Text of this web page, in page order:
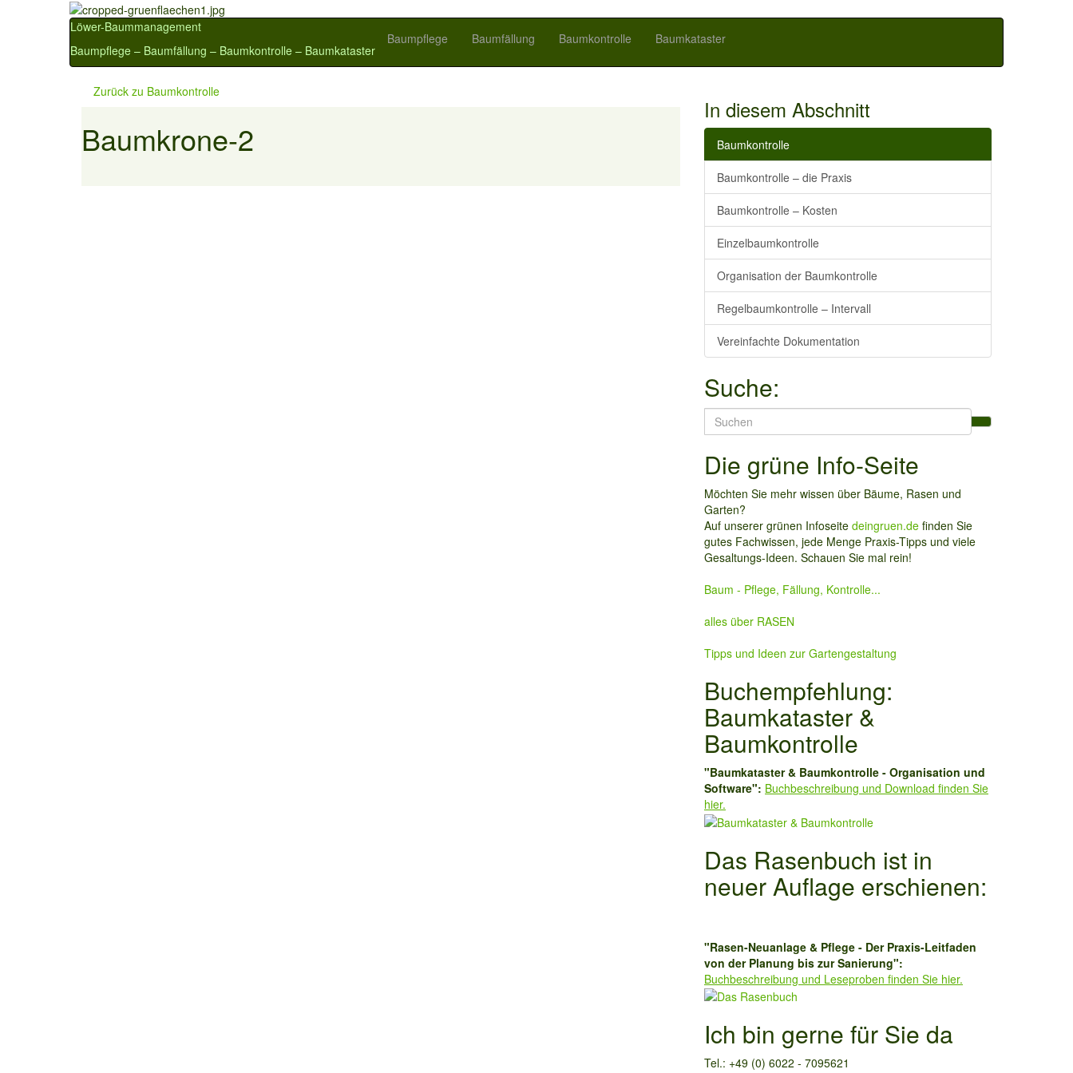
Löwer-Baummanagement
Baumpflege – Baumfällung – Baumkontrolle – Baumkataster
Baumpflege Baumfällung Baumkontrolle Baumkataster
Zurück zu Baumkontrolle
Baumkrone-2
In diesem Abschnitt
Baumkontrolle
Baumkontrolle – die Praxis
Baumkontrolle – Kosten
Einzelbaumkontrolle
Organisation der Baumkontrolle
Regelbaumkontrolle – Intervall
Vereinfachte Dokumentation
Suche:
Search
for:
Die grüne Info-Seite
Möchten Sie mehr wissen über Bäume, Rasen und
Garten?
Auf unserer grünen Infoseite deingruen.de finden Sie
gutes Fachwissen, jede Menge Praxis-Tipps und viele
Gesaltungs-Ideen. Schauen Sie mal rein!
Baum - Pflege, Fällung, Kontrolle...
alles über RASEN
Tipps und Ideen zur Gartengestaltung
Buchempfehlung:
Baumkataster &
Baumkontrolle
"Baumkataster & Baumkontrolle - Organisation und
Software": Buchbeschreibung und Download finden Sie
hier.
Das Rasenbuch ist in
neuer Auflage erschienen:
"Rasen-Neuanlage & Pflege - Der Praxis-Leitfaden
von der Planung bis zur Sanierung":
Buchbeschreibung und Leseproben finden Sie hier.
Ich bin gerne für Sie da
Tel.: +49 (0) 6022 - 7095621